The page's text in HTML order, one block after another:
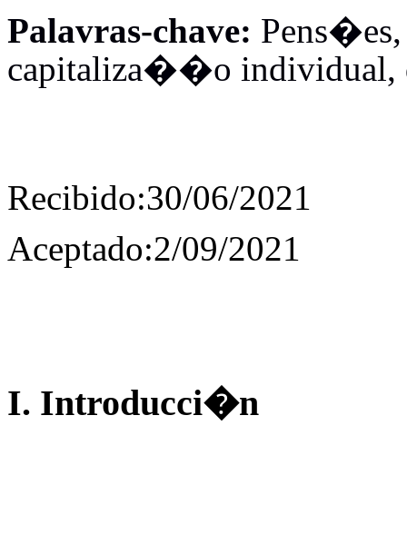
Palavras-chave:
capitaliza��o
Recibido:30/06/2021
Aceptado:2/09/2021
I. Introducci�n